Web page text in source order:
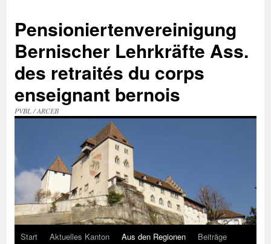
springen
Pensioniertenvereinigung
Bernischer Lehrkräfte Ass.
des retraités du corps
enseignant bernois
PVBL / ARCEB
Start Aktuelles Kanton Aus den Regionen
Beiträge